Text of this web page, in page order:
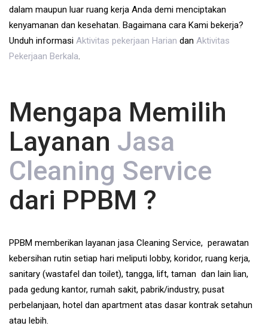
dalam maupun luar ruang kerja Anda demi menciptakan
kenyamanan dan kesehatan. Bagaimana cara Kami bekerja?
Unduh informasi Aktivitas pekerjaan Harian dan Aktivitas
Pekerjaan Berkala.
Mengapa Memilih
Layanan Jasa
Cleaning Service
dari PPBM ?
PPBM memberikan layanan jasa Cleaning Service, perawatan
kebersihan rutin setiap hari meliputi lobby, koridor, ruang kerja,
sanitary (wastafel dan toilet), tangga, lift, taman dan lain lian,
pada gedung kantor, rumah sakit, pabrik/industry, pusat
perbelanjaan, hotel dan apartment atas dasar kontrak setahun
atau lebih.